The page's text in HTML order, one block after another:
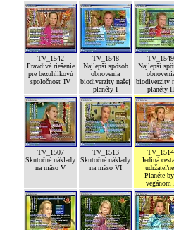
TV_1542
Pravdivé riešenie
pre bezuhlíkovú
spoločnosť IV
TV_1548
Najlepší spôsob
obnovenia
biodiverzity našej
planéty I
TV_1549
Najlepší
biodiverzity
planéty II
TV_1507
Skutočné náklady
na mäso V
TV_1513
Skutočné náklady
na mäso VI
TV_1514
Jediná
Planéte
vegánom